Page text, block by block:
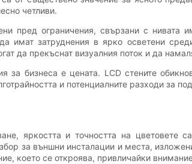
четливи.
пред ограничения, свързани с
имат затруднения в ярко осветени
да прекъснат визуалния поток и да
бизнеса е цената. LCD стените
и потенциалните разходи за
яркостта и точността на
за външни инсталации и места,
което се откроява, привличайки